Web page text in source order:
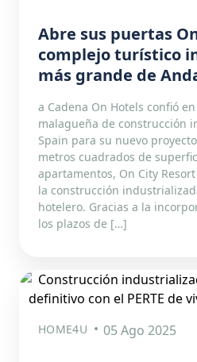
Abre sus puertas
complejo turístico
más grande de
a Cadena On Hotels confió
malagueña de construcción
Spain para su nuevo
metros cuadrados de
apartamentos, On City
la construcción
hotelero. Gracias a la
los plazos de […]
HOME4U 05 Ago 2025